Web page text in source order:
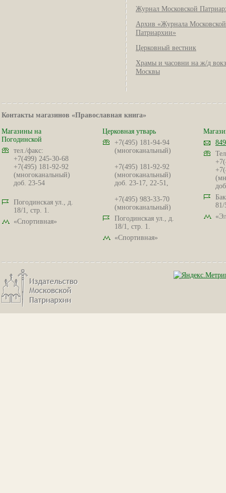
Журнал Московской
Архив «Журнала Московской
Патриархии»
Церковный вестник
Храмы и часовни на ж/д
Москвы
Контакты магазинов «Православная книга»
Магазины на
Погодинской
тел./факс:
+7(499) 245-30-68
+7(495) 181-92-92
(многоканальный)
доб. 23-54
Погодинская ул., д.
18/1, стр. 1.
«Спортивная»
Церковная утварь
+7(495) 181-94-94
(многоканальный)
+7(495) 181-92-92
(многоканальный)
доб. 23-17, 22-51,
+7(495) 983-33-70
(многоканальный)
Погодинская ул., д.
18/1, стр. 1.
«Спортивная»
81/